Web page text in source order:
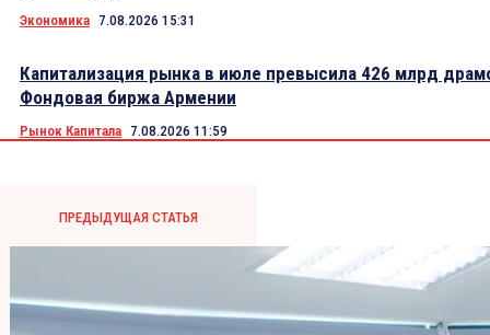
Экономика 7.08.2026 15:31
Капитализация рынка в июле превысила 426 млрд
Фондовая биржа Армении
Рынок Капитала 7.08.2026 11:59
ПРЕДЫДУЩАЯ СТАТЬЯ